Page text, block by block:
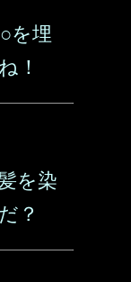
を埋
！
を染
？